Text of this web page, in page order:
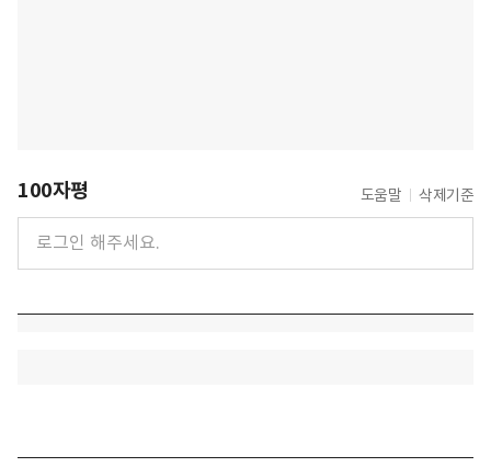
100자평 도움말 삭제기준